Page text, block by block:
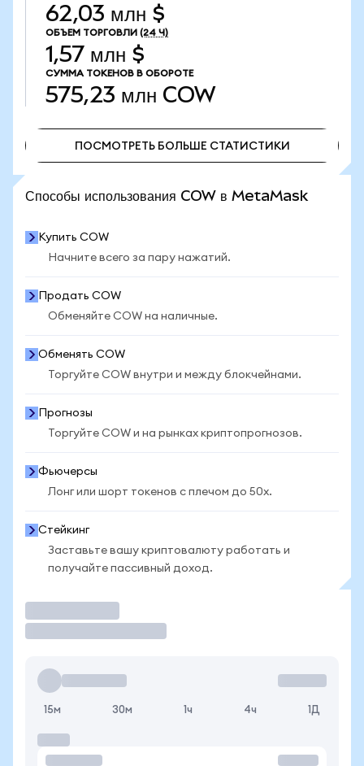
62,03 млн $
ОБЪЕМ ТОРГОВЛИ (24 Ч)
1,57 млн $
СУММА ТОКЕНОВ В ОБОРОТЕ
575,23 млн COW
ПОСМОТРЕТЬ БОЛЬШЕ СТАТИСТИКИ
Способы использования COW в MetaMask
Купить COW
Начните всего за пару нажатий.
Продать COW
Обменяйте COW на наличные.
Обменять COW
Торгуйте COW внутри и между блокчейнами.
Прогнозы
Торгуйте COW и на рынках криптопрогнозов.
Фьючерсы
Лонг или шорт токенов с плечом до 50x.
Стейкинг
Заставьте вашу криптовалюту работать и
получайте пассивный доход.
15м 30м 1ч 4ч 1Д